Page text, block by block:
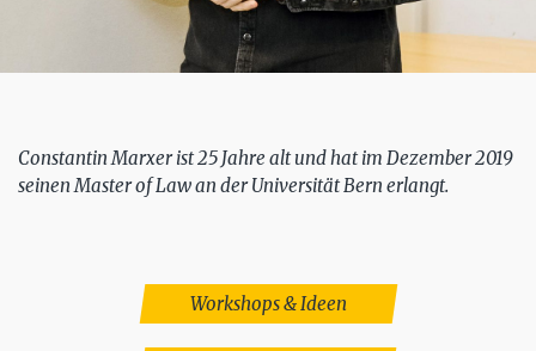
Constantin Marxer ist 25 Jahre alt und hat im Dezember 2019
seinen Master of Law an der Universität Bern erlangt.
Workshops & Ideen